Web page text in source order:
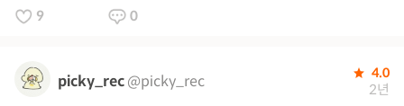
9 0
picky_rec@picky_rec 4.0
2년